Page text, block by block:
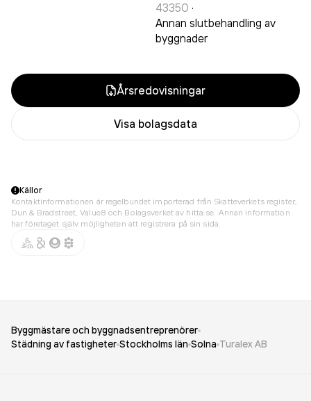
43350 ·
Annan slutbehandling av
byggnader
Årsredovisningar
Visa bolagsdata
Källor
Kontaktinformationen är regelbundet importerad från Skatteverkets register,
Dun & Bradstreet, Value8 och Bolagsverket av hitta.se. Annan information
har företaget själv möjligheten att registrera på sin sida.
Byggmästare och byggnadsentreprenörer
Städning av fastigheter Stockholms län Solna Turalex AB